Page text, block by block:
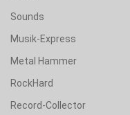
Sounds
Musik-Express
Metal Hammer
RockHard
Record-Collector